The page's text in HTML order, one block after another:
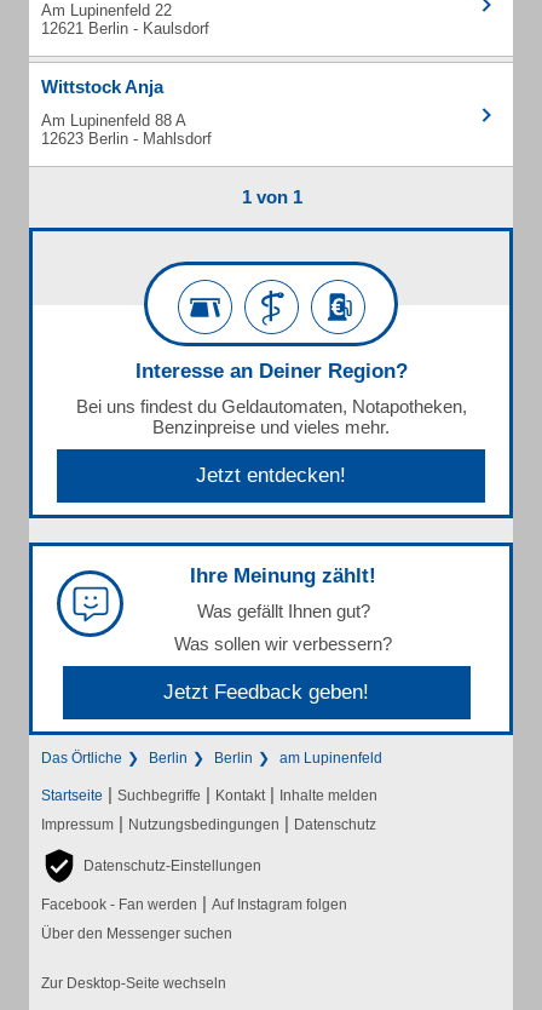
Am Lupinenfeld 22
12621 Berlin - Kaulsdorf
Wittstock Anja
Am Lupinenfeld 88 A
12623 Berlin - Mahlsdorf
1 von 1
Interesse an Deiner Region?
Bei uns findest du Geldautomaten, Notapotheken,
Benzinpreise und vieles mehr.
Jetzt entdecken!
Ihre Meinung zählt!
Was gefällt Ihnen gut?
Was sollen wir verbessern?
Jetzt Feedback geben!
Das Örtliche Berlin Berlin am Lupinenfeld
Startseite | Suchbegriffe | Kontakt | Inhalte melden
Impressum | Nutzungsbedingungen | Datenschutz
Datenschutz-Einstellungen
Facebook - Fan werden | Auf Instagram folgen
Über den Messenger suchen
Zur Desktop-Seite wechseln